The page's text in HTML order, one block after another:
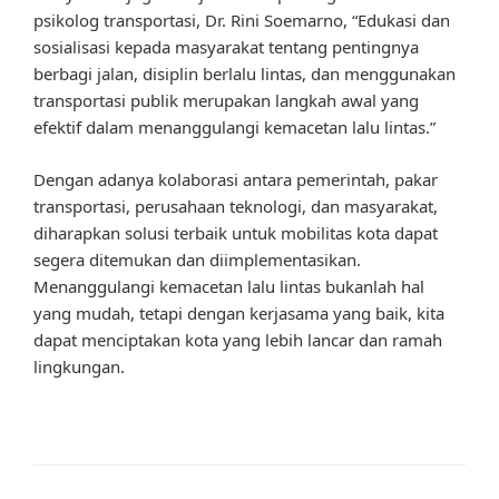
psikolog transportasi, Dr. Rini Soemarno, “Edukasi dan
sosialisasi kepada masyarakat tentang pentingnya
berbagi jalan, disiplin berlalu lintas, dan menggunakan
transportasi publik merupakan langkah awal yang
efektif dalam menanggulangi kemacetan lalu lintas.”
Dengan adanya kolaborasi antara pemerintah, pakar
transportasi, perusahaan teknologi, dan masyarakat,
diharapkan solusi terbaik untuk mobilitas kota dapat
segera ditemukan dan diimplementasikan.
Menanggulangi kemacetan lalu lintas bukanlah hal
yang mudah, tetapi dengan kerjasama yang baik, kita
dapat menciptakan kota yang lebih lancar dan ramah
lingkungan.